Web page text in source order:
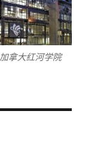
加拿大红河学院